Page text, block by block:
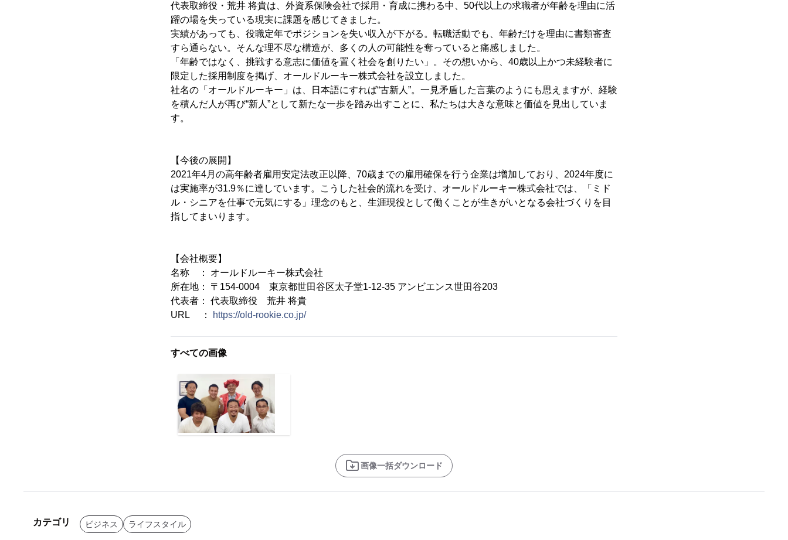
代表取締役・荒井 将貴は、外資系保険会社で採用・育成に携わる中、50代以上の求職者が年齢を理由に活
躍の場を失っている現実に課題を感じてきました。
実績があっても、役職定年でポジションを失い収入が下がる。転職活動でも、年齢だけを理由に書類審査
すら通らない。そんな理不尽な構造が、多くの人の可能性を奪っていると痛感しました。
「年齢ではなく、挑戦する意志に価値を置く社会を創りたい」。その想いから、40歳以上かつ未経験者に
限定した採用制度を掲げ、オールドルーキー株式会社を設立しました。
社名の「オールドルーキー」は、日本語にすれば“古新人”。一見矛盾した言葉のようにも思えますが、経験
を積んだ人が再び“新人”として新たな一歩を踏み出すことに、私たちは大きな意味と価値を見出していま
す。
【今後の展開】
2021年4月の高年齢者雇用安定法改正以降、70歳までの雇用確保を行う企業は増加しており、2024年度に
は実施率が31.9％に達しています。こうした社会的流れを受け、オールドルーキー株式会社では、「ミド
ル・シニアを仕事で元気にする」理念のもと、生涯現役として働くことが生きがいとなる会社づくりを目
指してまいります。
【会社概要】
名称 ： オールドルーキー株式会社
所在地： 〒154-0004 東京都世田谷区太子堂1-12-35 アンビエンス世田谷203
代表者： 代表取締役 荒井 将貴
URL ：
https://old-rookie.co.jp/
すべての画像
画像一括ダウンロード
カテゴリ ビジネス ライフスタイル